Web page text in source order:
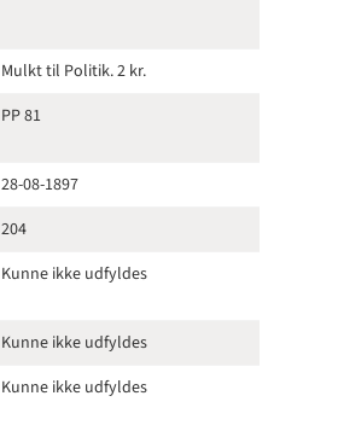
Mulkt til Politik. 2 kr.
PP 81
28-08-1897
204
Kunne ikke udfyldes
Kunne ikke udfyldes
Kunne ikke udfyldes